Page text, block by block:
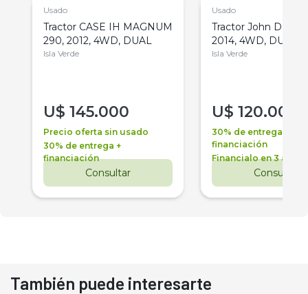
Usado
Tractor CASE IH MAGNUM
290, 2012, 4WD, DUAL
Isla Verde
U$ 145.000
Precio oferta sin usado
30% de entrega +
financiación
Consultar
Usado
Tractor John Deere
2014, 4WD, DUAL
Isla Verde
U$ 120.000
30% de entrega +
financiación
Financialo en 3 años
Consultar
También puede interesarte